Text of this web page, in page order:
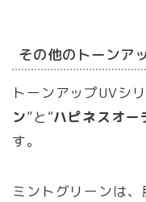
その他のトーンア
トーンアップUVシ
ン”と“ハピネスオー
す。
ミントグリーンは、